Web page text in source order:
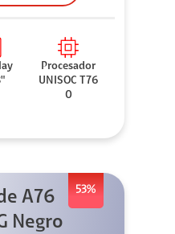
Procesador
UNISOC T76
0
53%
A76
Negro